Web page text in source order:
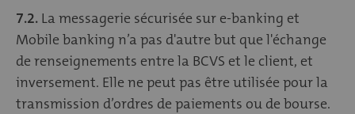
7.2. La messagerie sécurisée sur e-banking et
Mobile banking n’a pas d'autre but que l'échange
de renseignements entre la BCVS et le client, et
inversement. Elle ne peut pas être utilisée pour la
transmission d’ordres de paiements ou de bourse.